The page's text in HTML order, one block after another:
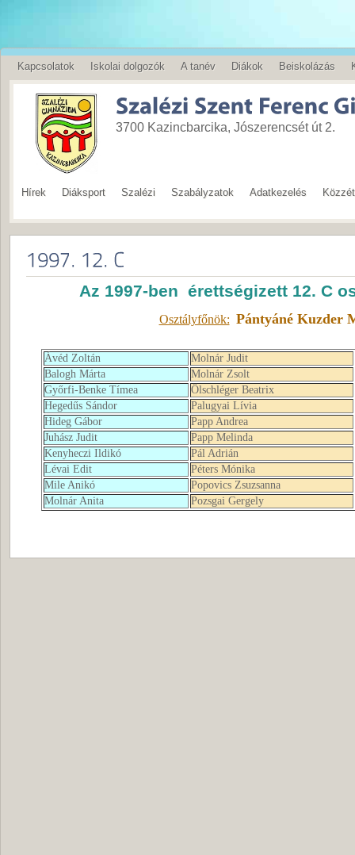
Kapcsolatok Iskolai dolgozók A tanév Diákok Beiskolázás
English
3700 Kazincbarcika, Jószerencsét út 2.
Hírek Diáksport Szalézi Szabályzatok Adatkezelés
Az 1997-ben érettségizett 12. C
Osztályfőnök: Pántyáné Kuzder
Ávéd Zoltán
Molnár Judit
Balogh Márta
Molnár Zsolt
Győrfi-Benke Tímea
Ölschléger Beatrix
Hegedűs Sándor
Palugyai Lívia
Hideg Gábor
Papp Andrea
Juhász Judit
Papp Melinda
Kenyheczi Ildikó
Pál Adrián
Lévai Edit
Péters Mónika
Mile Anikó
Popovics Zsuzsanna
Molnár Anita
Pozsgai Gergely